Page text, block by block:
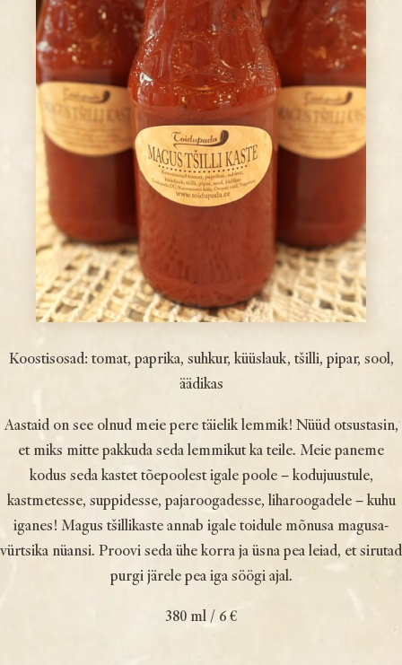
Koostisosad: tomat, paprika, suhkur, küüslauk, tšilli, pipar, sool,
äädikas
Aastaid on see olnud meie pere täielik lemmik! Nüüd otsustasin,
et miks mitte pakkuda seda lemmikut ka teile. Meie paneme
kodus seda kastet tõepoolest igale poole – kodujuustule,
kastmetesse, suppidesse, pajaroogadesse, liharoogadele – kuhu
iganes! Magus tšillikaste annab igale toidule mõnusa magusa-
vürtsika nüansi. Proovi seda ühe korra ja üsna pea leiad, et sirutad
purgi järele pea iga söögi ajal.
380 ml / 6 €